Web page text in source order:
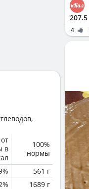
в
100%
нормы
561 г
1689 г
207.5
4